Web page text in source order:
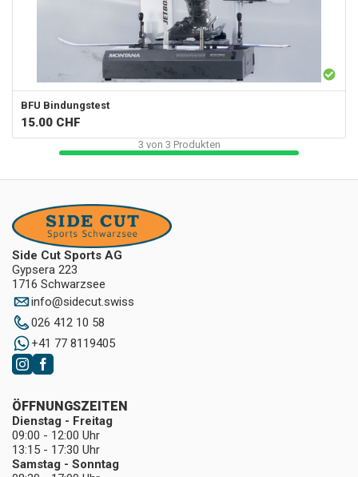
BFU Bindungstest
15.00 CHF
3 von 3 Produkten
Side Cut Sports AG
Gypsera 223
1716 Schwarzsee
info@sidecut.swiss
026 412 10 58
+41 77 8119405
ÖFFNUNGSZEITEN
Dienstag - Freitag
09:00 - 12:00 Uhr
13:15 - 17:30 Uhr
Samstag - Sonntag